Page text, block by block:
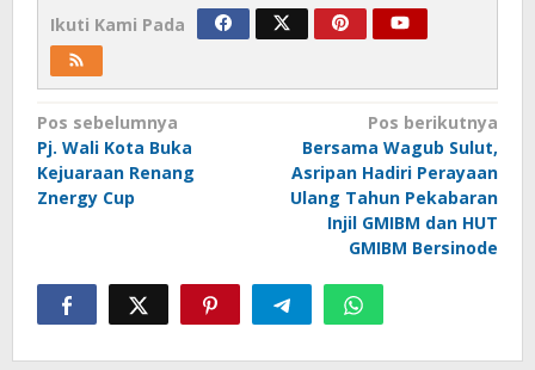
Ikuti Kami Pada
Navigasi
pos
Pos sebelumnya
Pj. Wali Kota Buka
Kejuaraan Renang
Znergy Cup
Pos berikutnya
Bersama Wagub Sulut,
Asripan Hadiri Perayaan
Ulang Tahun Pekabaran
Injil GMIBM dan HUT
GMIBM Bersinode